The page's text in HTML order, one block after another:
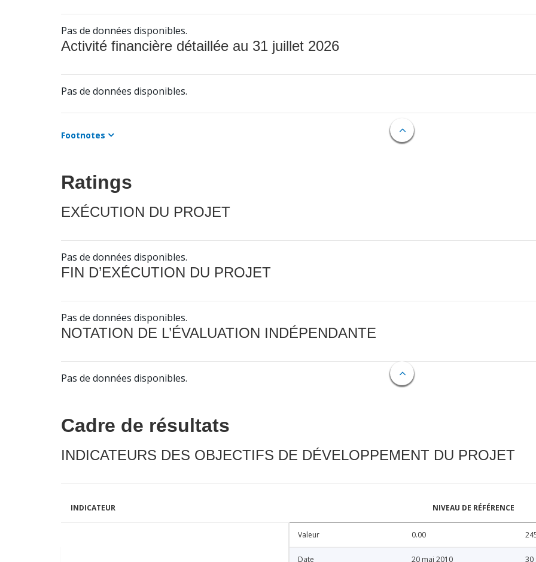
Pas de données disponibles.
Activité financière détaillée au 31 juillet 2026
Pas de données disponibles.
Footnotes
Ratings
EXÉCUTION DU PROJET
Pas de données disponibles.
FIN D’EXÉCUTION DU PROJET
Pas de données disponibles.
NOTATION DE L’ÉVALUATION INDÉPENDANTE
Pas de données disponibles.
Cadre de résultats
INDICATEURS DES OBJECTIFS DE DÉVELOPPEMENT DU PROJET
INDICATEUR NIVEAU DE RÉFÉRENCE
Valeur 0.00
Date 20 mai 2010 30